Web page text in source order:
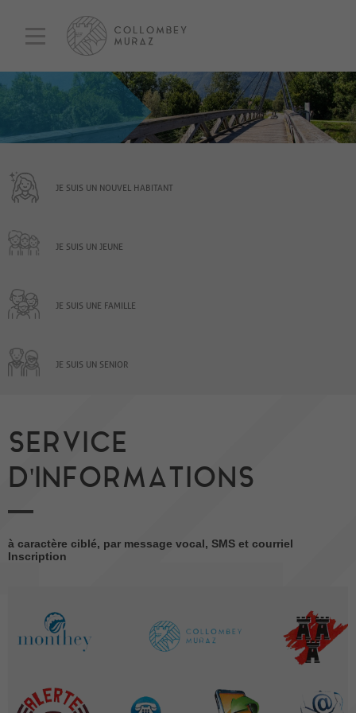
JE SUIS UN NOUVEL HABITANT
JE SUIS UN JEUNE
JE SUIS UNE FAMILLE
JE SUIS UN SENIOR
SERVICE
D'INFORMATIONS
à caractère ciblé, par message vocal, SMS et courriel
Inscription